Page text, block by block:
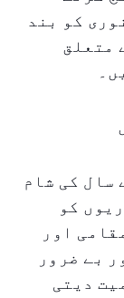
کو بند
متعلق
سال کی شام
کو
اور
بے ضرور
دیتی